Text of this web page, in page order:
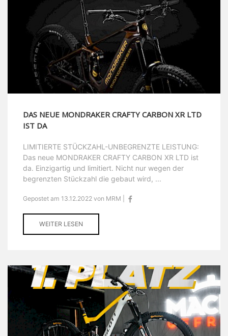
DAS NEUE MONDRAKER CRAFTY CARBON XR LTD
IST DA
LIMITIERTE STÜCKZAHL-UNBEGRENZTE LEISTUNG:
Das neue MONDRAKER CRAFTY CARBON XR LTD ist
da. Einzigartig und limitiert. Nicht nur wegen der
begrenzten Stückzahl die gebaut wird, ...
Gepostet am 13.12.2022 von MRM |
WEITER LESEN